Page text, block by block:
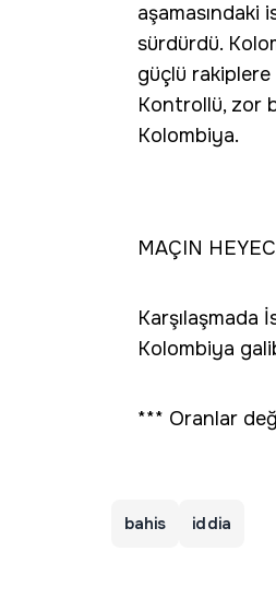
aşamasındaki
sürdürdü.
güçlü rakiplere
Kontrollü, zor
Kolombiya.
MAÇIN
Karşılaşmada
Kolombiya
*** Oranlar
bahis iddia